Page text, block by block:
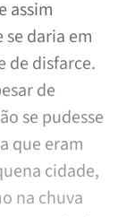
assim
daria em
de disfarce.
de
se pudesse
que eram
cidade,
na chuva